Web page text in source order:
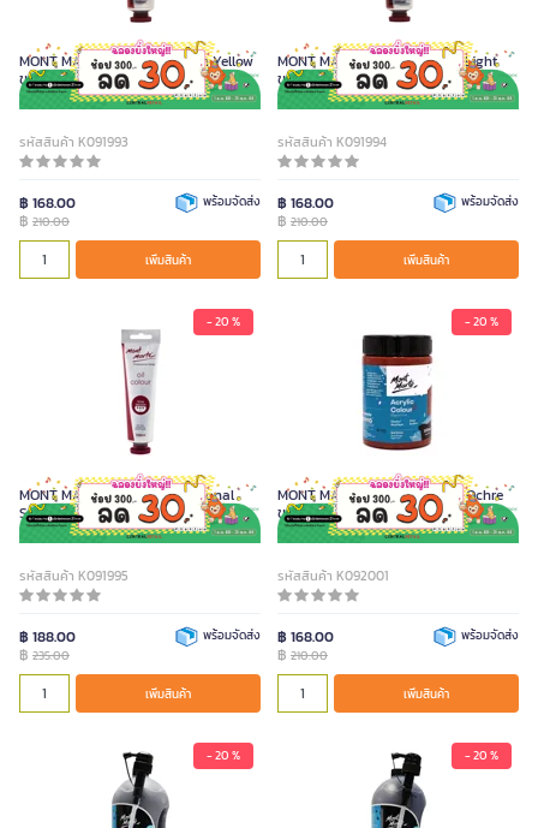
MONT MARTE สีน้ำมัน สี Lemon Yellow
ขนาด 100 มล.
รหัสสินค้า K091993
฿ 168.00
฿ 210.00
พร้อมจัดส่ง
เพิ่มสินค้า
MONT MARTE สีน้ำมัน สี Green Light
ขนาด 100 มล.
รหัสสินค้า K091994
฿ 168.00
฿ 210.00
พร้อมจัดส่ง
เพิ่มสินค้า
- 20 %
MONT MARTE สีน้ำมัน Professional
Series สี Rose Madder ขนาด 100 มล.
รหัสสินค้า K091995
฿ 188.00
฿ 235.00
พร้อมจัดส่ง
เพิ่มสินค้า
- 20 %
MONT MARTE สีอะคริลิค สี Red Ochre
ขนาด 300 มล.
รหัสสินค้า K092001
฿ 168.00
฿ 210.00
พร้อมจัดส่ง
เพิ่มสินค้า
- 20 % - 20 %